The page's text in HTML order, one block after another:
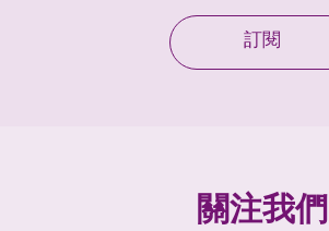
訂閱
關注我們